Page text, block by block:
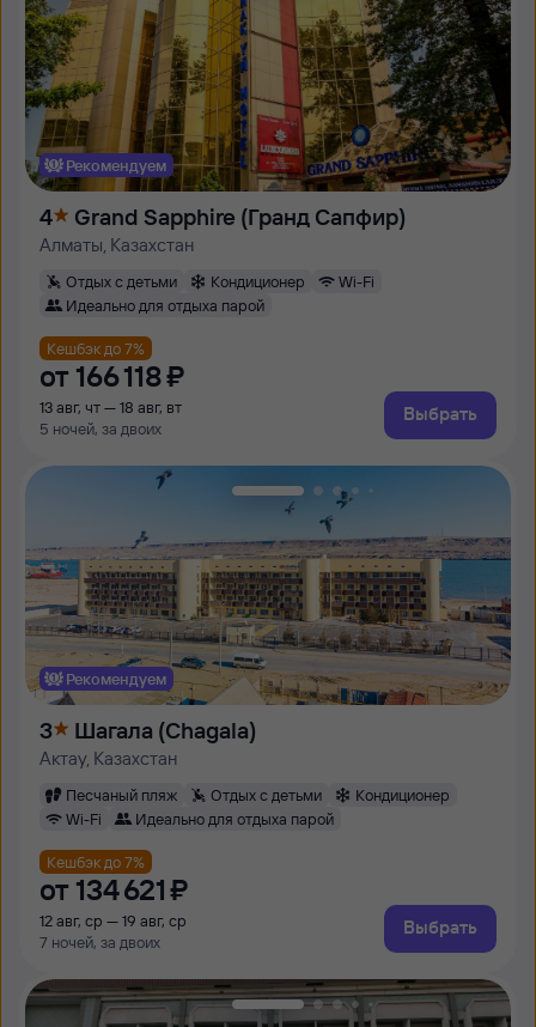
Рекомендуем
4 Grand Sapphire (Гранд Сапфир)
Алматы, Казахстан
Отдых с детьми Кондиционер
Wi-Fi
Идеально для отдыха парой
Кешбэк до 7%
от 166 ⁠118 ⁠₽
13 авг, чт — 18 авг, вт
5 ночей, за двоих
Выбрать
Рекомендуем
3 Шагала (Chagala)
Актау, Казахстан
Песчаный пляж Отдых с детьми
Кондиционер
Wi-Fi
Идеально для отдыха парой
Кешбэк до 7%
от 134 ⁠621 ⁠₽
12 авг, ср — 19 авг, ср
7 ночей, за двоих
Выбрать